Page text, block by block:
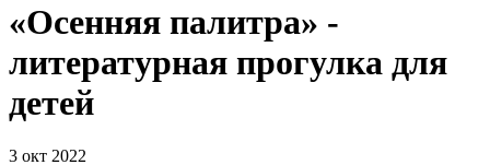
«Осенняя палитра» -
литературная прогулка для
детей
3 окт 2022